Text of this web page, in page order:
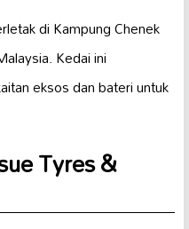
di Kampung Chenek
Kedai ini
eksos dan bateri untuk
Tyres &